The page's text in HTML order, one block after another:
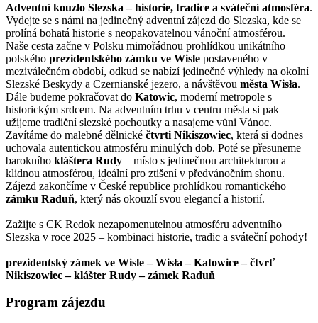
Adventní kouzlo Slezska – historie, tradice a sváteční atmosféra.
Vydejte se s námi na jedinečný adventní zájezd do Slezska, kde se
prolíná bohatá historie s neopakovatelnou vánoční atmosférou.
Naše cesta začne v Polsku mimořádnou prohlídkou unikátního
polského prezidentského zámku ve Wisle postaveného v
meziválečném období, odkud se nabízí jedinečné výhledy na okolní
Slezské Beskydy a Czernianské jezero, a návštěvou města Wisła.
Dále budeme pokračovat do Katowic, moderní metropole s
historickým srdcem. Na adventním trhu v centru města si pak
užijeme tradiční slezské pochoutky a nasajeme vůni Vánoc.
Zavítáme do malebné dělnické čtvrti Nikiszowiec, která si dodnes
uchovala autentickou atmosféru minulých dob. Poté se přesuneme
barokního kláštera Rudy – místo s jedinečnou architekturou a
klidnou atmosférou, ideální pro ztišení v předvánočním shonu.
Zájezd zakončíme v České republice prohlídkou romantického
zámku Raduň, který nás okouzlí svou elegancí a historií.
Zažijte s CK Redok nezapomenutelnou atmosféru adventního
Slezska v roce 2025 – kombinaci historie, tradic a sváteční pohody!
prezidentský zámek ve Wisle – Wisła – Katowice – čtvrť
Nikiszowiec – klášter Rudy – zámek Raduň
Program zájezdu